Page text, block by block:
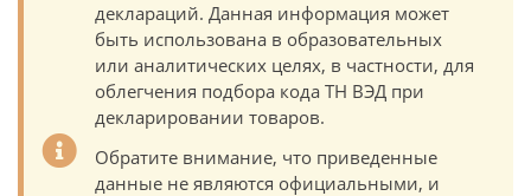
деклараций. Данная информация может
быть использована в образовательных
или аналитических целях, в частности, для
облегчения подбора кода ТН ВЭД при
декларировании товаров.
Обратите внимание, что приведенные
данные не являются официальными, и